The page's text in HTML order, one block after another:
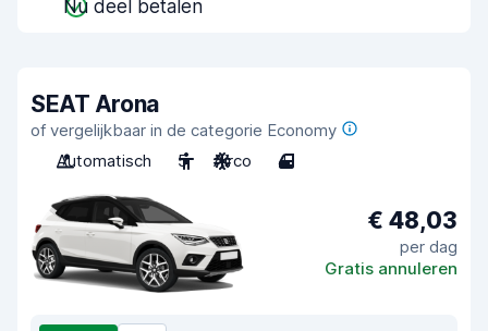
Nu deel betalen
SEAT Arona
of vergelijkbaar in de categorie Economy
Automatisch
5 Airco 4
€ 48,03
per dag
Gratis annuleren